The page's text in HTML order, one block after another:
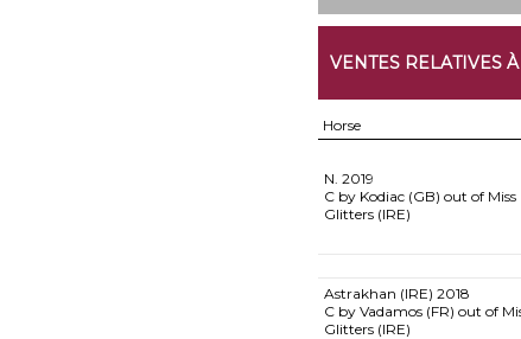
VENTES RELATIVES
Horse
N. 2019
C by Kodiac (GB) out of Miss
Glitters (IRE)
Astrakhan (IRE) 2018
C by Vadamos (FR) out of
Glitters (IRE)